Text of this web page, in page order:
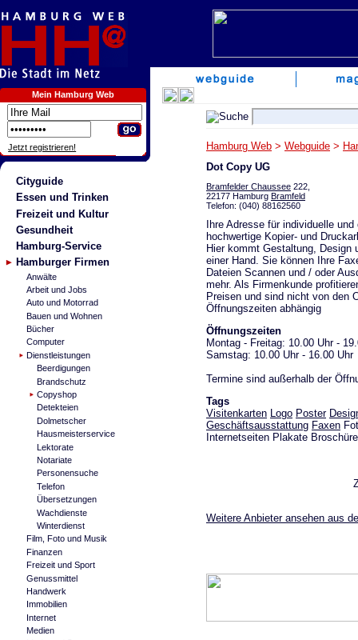
Mein Hamburg Web
Jetzt registrieren!
Cityguide
Essen und Trinken
Freizeit und Kultur
Gesundheit
Hamburg-Service
Hamburger Firmen
Anwälte
Arbeit und Jobs
Auto und Motorrad
Bauen und Wohnen
Bücher
Computer
Dienstleistungen
Beerdigungen
Brandschutz
Copyshop
Detekteien
Dolmetscher
Hausmeisterservice
Lektorate
Notariate
Personensuche
Telefon
Übersetzungen
Wachdienste
Winterdienst
Film, Foto und Musik
Finanzen
Freizeit und Sport
Genussmittel
Handwerk
Immobilien
Internet
Medien
Hamburg Web > Webguide >
Dot Copy UG
Bramfelder Chaussee 222,
22177 Hamburg Bramfeld
Telefon: (040) 88162560
Ihre Adresse für individuelle und
hochwertige Kopier- und
Hier kommt Gestaltung, Design
einer Hand. Sie können Ihre
Dateien Scannen und / oder
mehr. Als Firmenkunde
Preisen und sind nicht von den
Öffnungszeiten abhängig
Öffnungszeiten
Montag - Freitag: 10.00 Uhr -
Samstag: 10.00 Uhr - 16.00 Uhr
Termine sind außerhalb der
Tags
Visitenkarten Logo Poster
Geschäftsausstattung Faxen
Internetseiten Plakate
Weitere Anbieter ansehen aus